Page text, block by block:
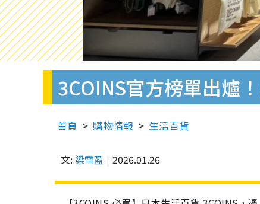
3COINS官方榜單出爐
首頁 購物情報 生活百貨
文: 梁雪盈 2026.01.26